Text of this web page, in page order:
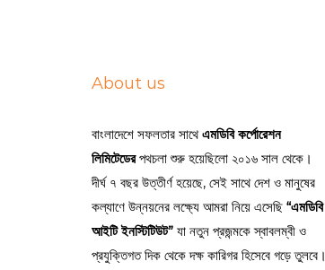
About us
বাংলাদেশে সফলতার সাথেএমডিবি কর্পোরেশন
লিমিটেডেরপথচলা শুরু হয়েছিলো ২০১৬ সাল থেকে।
দীর্ঘ ৭ বছর উত্তীর্ণ হয়েছে, সেই সাথে দেশ ও মানুষের
কল্যাণে উন্নয়নের লক্ষ্যে আমরা নিয়ে এসেছি “এমডিবি
আইটি ইনস্টিটিউট” যা নতুন প্রজন্মকে স্বাবলম্বী ও
প্রযুক্তিগত দিক থেকে দক্ষ কারিগর হিসেবে গড়ে তুলবে।